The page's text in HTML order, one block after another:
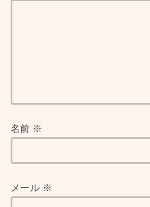
名前 ※
メール ※